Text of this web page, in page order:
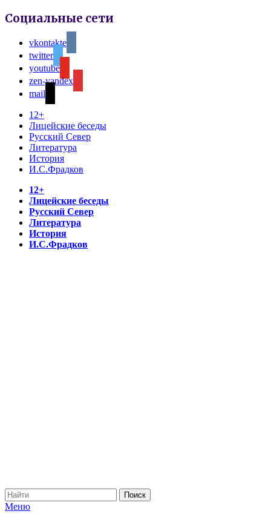
Социальные сети
vkontakte
twitter
youtube
zen-yandex
mail
12+
Лицейские беседы
Русский Север
Литература
История
И.С.Фрадков
12+
Лицейские беседы
Русский Север
Литература
История
И.С.Фрадков
Меню